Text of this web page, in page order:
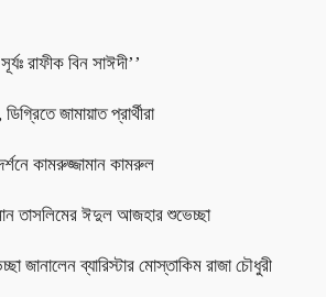
রাফীক বিন সাঈদী’’
জামায়াত প্রার্থীরা
কামরুজ্জামান কামরুল
তাসলিমের ঈদুল আজহার শুভেচ্ছা
জানালেন ব্যারিস্টার মোস্তাকিম রাজা চৌধুরী